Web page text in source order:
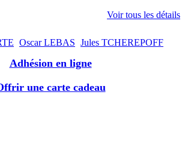
Voir tous les détails
Oscar LEBAS Jules TCHEREPOFF
Adhésion en ligne
une carte cadeau